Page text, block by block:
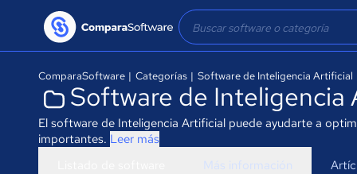
ComparaSoftware | Categorías | Software de Inteligencia Artificial
Software de Inteligencia
El software de Inteligencia Artificial puede ayudarte a
importantes. Leer más
Más información